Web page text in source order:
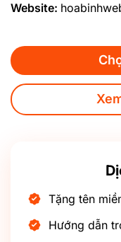
Website:
Tặng tên
Hướng dẫn